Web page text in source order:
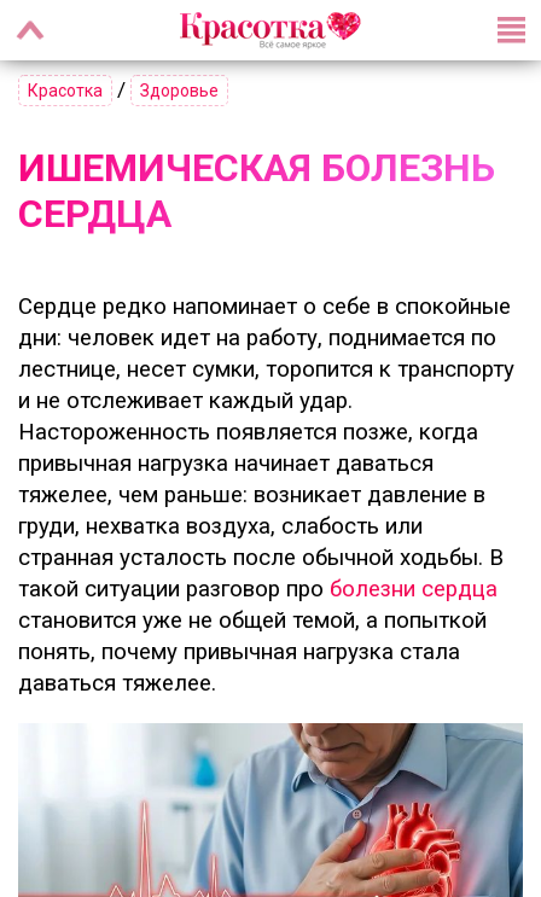
Красотка / Здоровье
ИШЕМИЧЕСКАЯ БОЛЕЗНЬ
СЕРДЦА
Сердце редко напоминает о себе в спокойные
дни: человек идет на работу, поднимается по
лестнице, несет сумки, торопится к транспорту
и не отслеживает каждый удар.
Настороженность появляется позже, когда
привычная нагрузка начинает даваться
тяжелее, чем раньше: возникает давление в
груди, нехватка воздуха, слабость или
странная усталость после обычной ходьбы. В
такой ситуации разговор про болезни сердца
становится уже не общей темой, а попыткой
понять, почему привычная нагрузка стала
даваться тяжелее.